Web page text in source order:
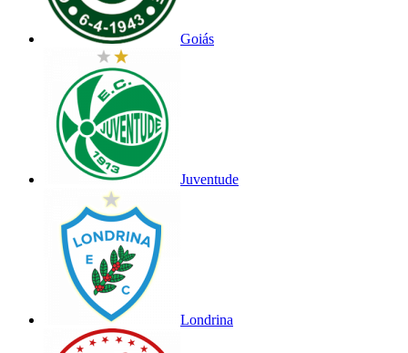
Goiás
Juventude
Londrina